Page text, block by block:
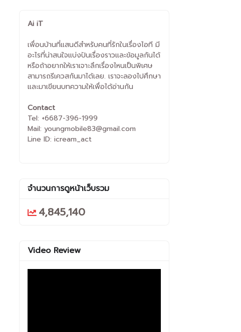
Ai iT
เพื่อนบ้านที่แสนดีสำหรับคนที่รักในเรื่องไอที มี
อะไรที่น่าสนใจแบ่งปันเรื่องราวและข้อมูลกันได้
หรือถ้าอยากให้เราเจาะลึกเรื่องไหนเป็นพิเศษ
สามารถรีเควสกันมาได้เลย. เราจะลองไปศึกษา
และมาเขียนบทความให้เพื่อได้อ่านกัน
Contact
Tel: +6687-396-1999
Mail: youngmobile83@gmail.com
Line ID: icream_act
จำนวนการดูหน้าเว็บรวม
4,845,140
Video Review